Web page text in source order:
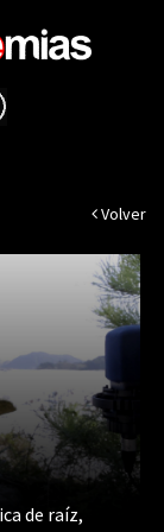
Volver
de raíz,